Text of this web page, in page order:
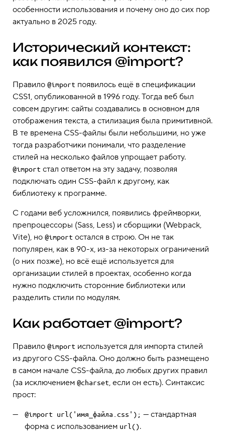
особенности использования и почему оно до сих пор
актуально в 2025 году.
Исторический контекст:
как появился @import?
Правило @import появилось ещё в спецификации
CSS1, опубликованной в 1996 году. Тогда веб был
совсем другим: сайты создавались в основном для
отображения текста, а стилизация была примитивной.
В те времена CSS-файлы были небольшими, но уже
тогда разработчики понимали, что разделение
стилей на несколько файлов упрощает работу.
@import стал ответом на эту задачу, позволяя
подключать один CSS-файл к другому, как
библиотеку к программе.
С годами веб усложнился, появились фреймворки,
препроцессоры (Sass, Less) и сборщики (Webpack,
Vite), но @import остался в строю. Он не так
популярен, как в 90-х, из-за некоторых ограничений
(о них позже), но всё ещё используется для
организации стилей в проектах, особенно когда
нужно подключить сторонние библиотеки или
разделить стили по модулям.
Как работает @import?
Правило @import используется для импорта стилей
из другого CSS-файла. Оно должно быть размещено
в самом начале CSS-файла, до любых других правил
(за исключением @charset, если он есть). Синтаксис
прост:
@import url('имя_файла.css'); — стандартная
форма с использованием url().